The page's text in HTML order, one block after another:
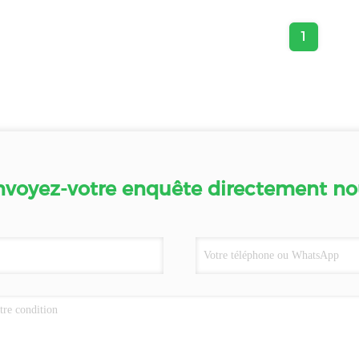
1
votre enquête directement